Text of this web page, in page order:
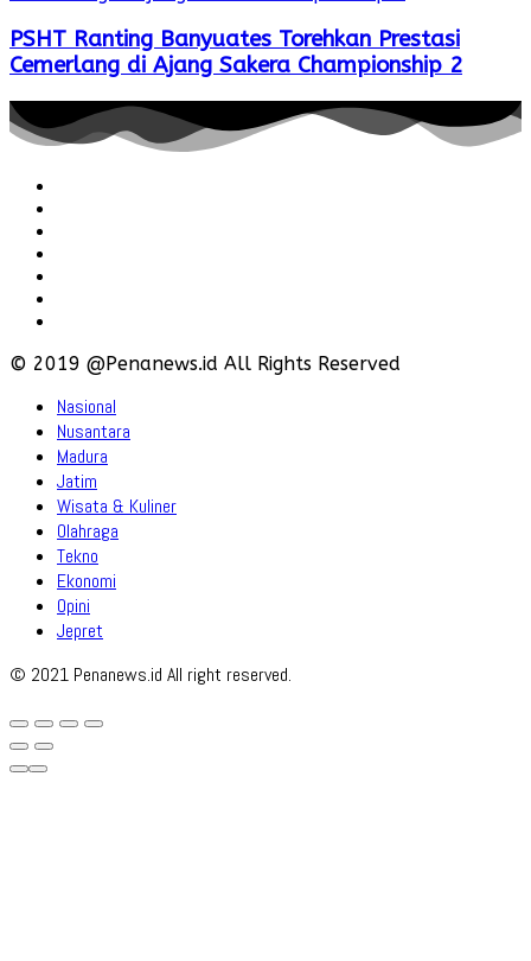
PSHT Ranting Banyuates Torehkan Prestasi
Cemerlang di Ajang Sakera Championship 2
© 2019 @Penanews.id All Rights Reserved
Nasional
Nusantara
Madura
Jatim
Wisata & Kuliner
Olahraga
Tekno
Ekonomi
Opini
Jepret
© 2021 Penanews.id All right reserved.